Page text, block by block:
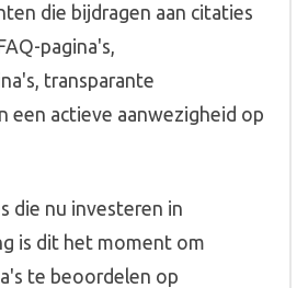
die bijdragen aan citaties
pagina's,
transparante
een actieve aanwezigheid op
die nu investeren in
is dit het moment om
te beoordelen op